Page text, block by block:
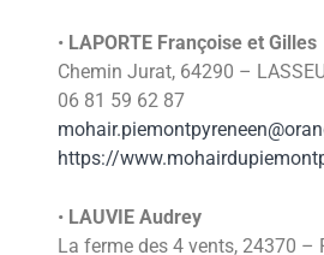
• LAPORTE Françoise et Gilles
Chemin Jurat, 64290 –
06 81 59 62 87
https://
• LAUVIE Audrey
La ferme des 4 vents, 24370 –